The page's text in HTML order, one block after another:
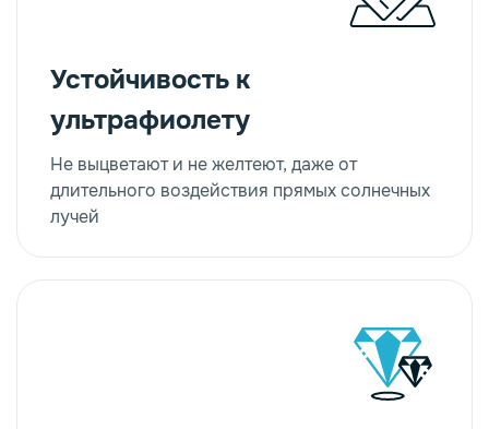
Устойчивость к
ультрафиолету
Не выцветают и не желтеют, даже от
длительного воздействия прямых солнечных
лучей